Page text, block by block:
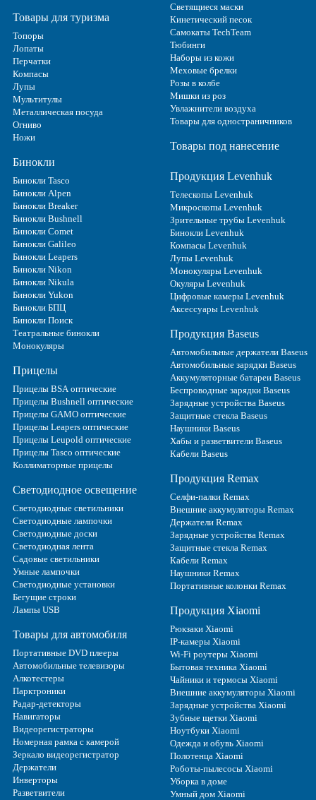
Товары для туризма
Топоры
Лопаты
Перчатки
Компасы
Лупы
Мультитулы
Металлическая посуда
Огниво
Ножи
Бинокли
Бинокли Tasco
Бинокли Alpen
Бинокли Breaker
Бинокли Bushnell
Бинокли Comet
Бинокли Galileo
Бинокли Leapers
Бинокли Nikon
Бинокли Nikula
Бинокли Yukon
Бинокли БПЦ
Бинокли Поиск
Театральные бинокли
Монокуляры
Прицелы
Прицелы BSA оптические
Прицелы Bushnell оптические
Прицелы GAMO оптические
Прицелы Leapers оптические
Прицелы Leupold оптические
Прицелы Tasco оптические
Коллиматорные прицелы
Светодиодное освещение
Светодиодные светильники
Светодиодные лампочки
Светодиодные доски
Светодиодная лента
Садовые светильники
Умные лампочки
Светодиодные установки
Бегущие строки
Лампы USB
Товары для автомобиля
Портативные DVD плееры
Автомобильные телевизоры
Алкотестеры
Парктроники
Радар-детекторы
Навигаторы
Видеорегистраторы
Номерная рамка с камерой
Зеркало видеорегистратор
Держатели
Инверторы
Разветвители
Светящиеся маски
Кинетический песок
Самокаты TechTeam
Тюбинги
Наборы из кожи
Меховые брелки
Розы в колбе
Мишки из роз
Увлажнители воздуха
Товары для одностраничников
Товары под нанесение
Продукция Levenhuk
Телескопы Levenhuk
Микроскопы Levenhuk
Зрительные трубы Levenhuk
Бинокли Levenhuk
Компасы Levenhuk
Лупы Levenhuk
Монокуляры Levenhuk
Окуляры Levenhuk
Цифровые камеры Levenhuk
Аксессуары Levenhuk
Продукция Baseus
Автомобильные держатели Baseus
Автомобильные зарядки Baseus
Аккумуляторные батареи Baseus
Беспроводные зарядки Baseus
Зарядные устройства Baseus
Защитные стекла Baseus
Наушники Baseus
Хабы и разветвители Baseus
Кабели Baseus
Продукция Remax
Селфи-палки Remax
Внешние аккумуляторы Remax
Держатели Remax
Зарядные устройства Remax
Защитные стекла Remax
Кабели Remax
Наушники Remax
Портативные колонки Remax
Продукция Xiaomi
Рюкзаки Xiaomi
IP-камеры Xiaomi
Wi-Fi роутеры Xiaomi
Бытовая техника Xiaomi
Чайники и термосы Xiaomi
Внешние аккумуляторы Xiaomi
Зарядные устройства Xiaomi
Зубные щетки Xiaomi
Ноутбуки Xiaomi
Одежда и обувь Xiaomi
Полотенца Xiaomi
Роботы-пылесосы Xiaomi
Уборка в доме
Умный дом Xiaomi